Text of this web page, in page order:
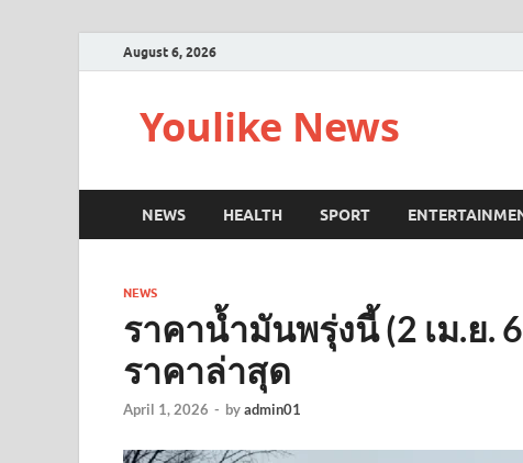
August 6, 2026
Youlike News
NEWS HEALTH SPORT
NEWS
ราคาน้ำมันพรุ่งนี้ (2 เม.ย.
ราคาล่าสุด
April 1, 2026 - byadmin01